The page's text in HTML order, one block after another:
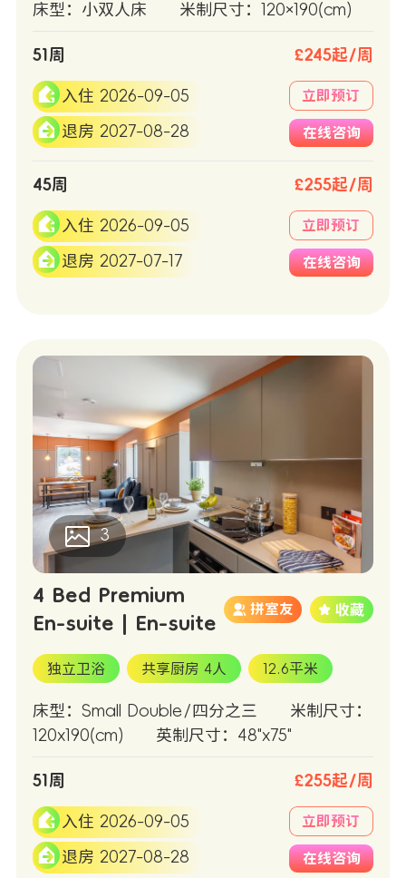
床型：小双人床 米制尺寸：120×190(cm)
51周 £245起/周
入住 2026-09-05
退房 2027-08-28
立即预订
在线咨询
45周 £255起/周
入住 2026-09-05
退房 2027-07-17
立即预订
在线咨询
3
4 Bed Premium
En-suite | En-suite
拼室友
独立卫浴 共享厨房 4人 12.6平米
床型：Small Double/四分之三
米制尺寸：
120x190(cm)
英制尺寸：48"x75"
51周 £255起/周
入住 2026-09-05
退房 2027-08-28
立即预订
在线咨询